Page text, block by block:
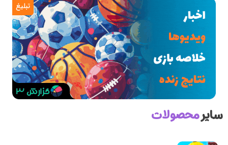
تبلیغ
سایرمحصولات